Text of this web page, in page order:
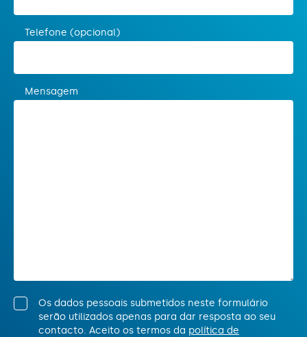
Telefone (opcional)
Mensagem
Os dados pessoais submetidos neste formulário
serão utilizados apenas para dar resposta ao seu
contacto. Aceito os termos da política de